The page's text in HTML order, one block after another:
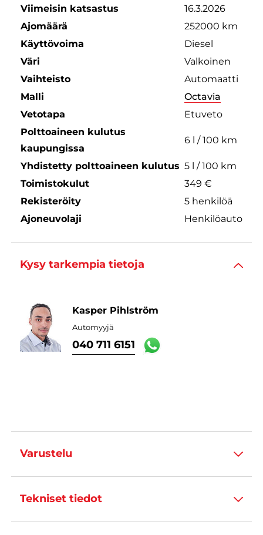
Viimeisin katsastus
16.3.2026
Ajomäärä
252000 km
Käyttövoima
Diesel
Väri
Valkoinen
Vaihteisto
Automaatti
Malli
Octavia
Vetotapa
Etuveto
Polttoaineen kulutus
kaupungissa
6 l / 100 km
Yhdistetty polttoaineen kulutus 5 l / 100 km
Toimistokulut
349 €
Rekisteröity
5 henkilöä
Ajoneuvolaji
Henkilöauto
Kysy tarkempia tietoja
Kasper Pihlström
Automyyjä
040 711 6151
Varustelu
Tekniset tiedot